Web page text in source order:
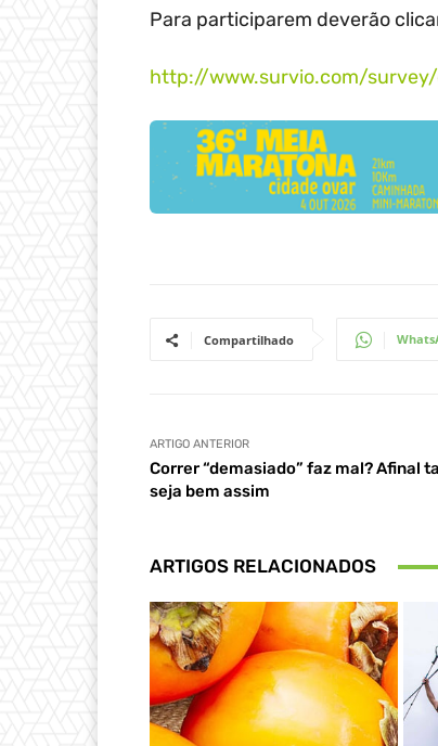
Para participarem deverão
http://www.survio.com/survey/
Compartilhado
ARTIGO ANTERIOR
Correr “demasiado” faz mal? Afinal
seja bem assim
ARTIGOS RELACIONADOS